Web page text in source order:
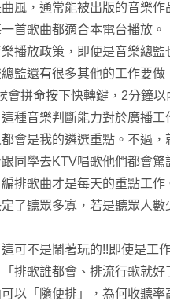
風，通常能被出版的音樂
首歌曲都適合本電台播放。
播放政策，即便是音樂總
監還有很多其他的工作要
會拼命按下快轉鍵，2分鐘
種音樂判斷能力對於廣播
會是我的遴選重點。不過
同學去KTV唱歌他們都會
排歌曲才是每天的重點工
了聽眾多寡，若是聽眾人
可不是鬧著玩的!!即使是工
排歌誰都會、排流行歌就
以「隨便排」，為何收聽